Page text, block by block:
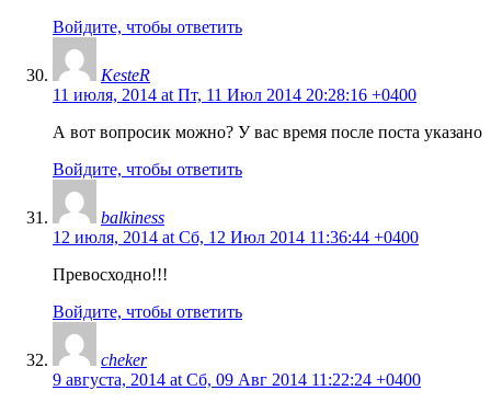
Войдите, чтобы ответить
KesteR
11 июля, 2014 at Пт, 11 Июл 2014 20:28:16 +0400
А вот вопросик можно? У вас время после поста указано
Войдите, чтобы ответить
balkiness
12 июля, 2014 at Сб, 12 Июл 2014 11:36:44 +0400
Превосходно!!!
Войдите, чтобы ответить
cheker
9 августа, 2014 at Сб, 09 Авг 2014 11:22:24 +0400